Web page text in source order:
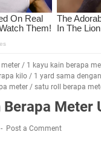
/ 1 kayu kain berapa
kilo / 1 yard sama
meter / satu roll berapa
Berapa Meter
Post a Comment